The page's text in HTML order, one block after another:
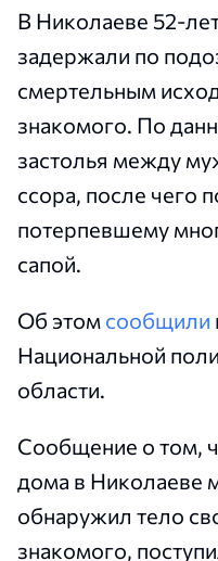
В Николаеве 52-
задержали по
смертельным
знакомого. По
застолья между
ссора, после чего
потерпевшему
сапой.
Об этом сообщили
Национальной
области.
Сообщение о том,
дома в Николаеве
обнаружил тело
знакомого,